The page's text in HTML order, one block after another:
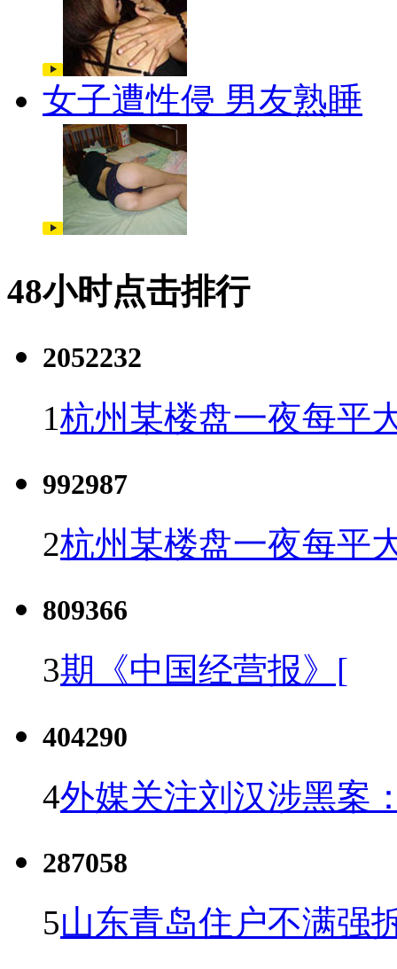
女子遭性侵 男友熟睡
48小时点击排行
2052232
1杭州某楼盘一夜每平
992987
2杭州某楼盘一夜每平
809366
3期《中国经营报》[
404290
4外媒关注刘汉涉黑案
287058
5山东青岛住户不满强